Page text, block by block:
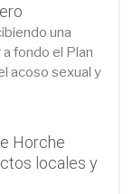
una
fondo el Plan
acoso sexual y
Horche
locales y